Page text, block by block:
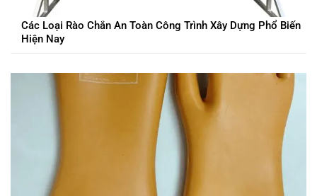
Các Loại Rào Chắn An Toàn Công Trình Xây Dựng Phổ Biến
Hiện Nay